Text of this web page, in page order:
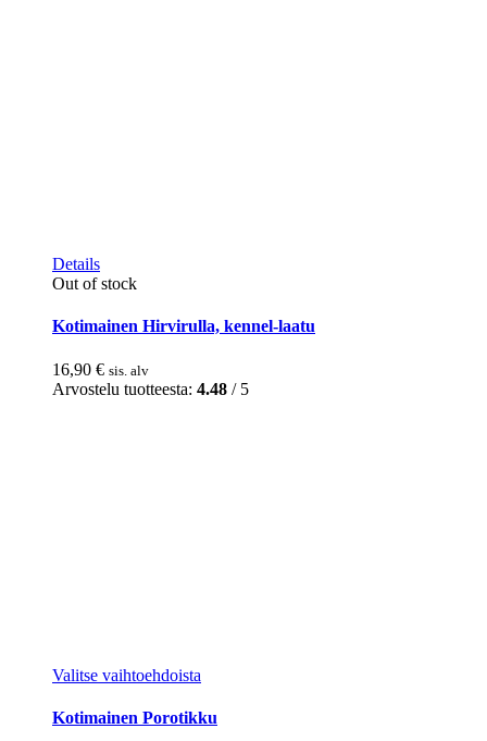
Details
Out of stock
Kotimainen Hirvirulla, kennel-laatu
16,90 € sis. alv
Arvostelu tuotteesta: 4.48 / 5
Valitse vaihtoehdoista
on
Kotimainen Porotikku